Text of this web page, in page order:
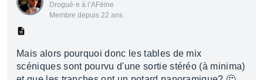
Drogué·e à l’AFéine
Membre depuis 22 ans
Mais alors pourquoi donc les tables de mix
scéniques sont pourvu d'une sortie stéréo (à minima)